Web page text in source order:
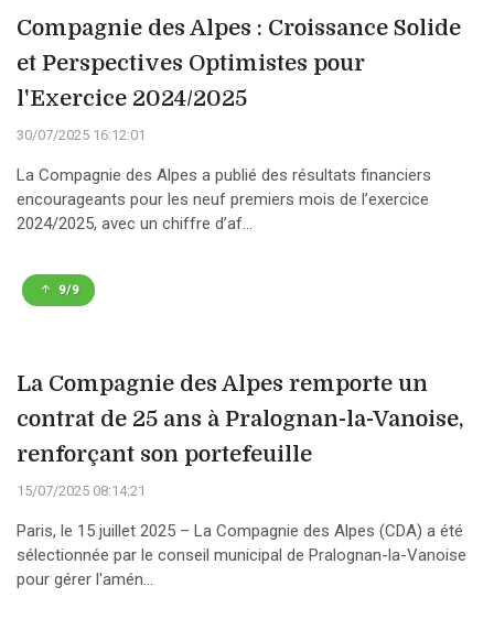
Compagnie des Alpes : Croissance Solide
et Perspectives Optimistes pour
l'Exercice 2024/2025
30/07/2025 16:12:01
La Compagnie des Alpes a publié des résultats financiers
encourageants pour les neuf premiers mois de l’exercice
2024/2025, avec un chiffre d’af...
9/9
La Compagnie des Alpes remporte un
contrat de 25 ans à Pralognan-la-Vanoise,
renforçant son portefeuille
15/07/2025 08:14:21
Paris, le 15 juillet 2025 – La Compagnie des Alpes (CDA) a été
sélectionnée par le conseil municipal de Pralognan-la-Vanoise
pour gérer l'amén...